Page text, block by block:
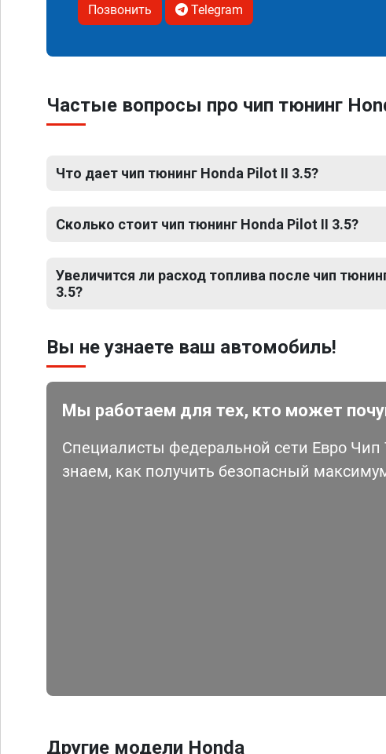
Позвонить Telegram
Частые вопросы про чип тюнинг
Что дает чип тюнинг Honda Pilot II 3.5?
Сколько стоит чип тюнинг Honda Pilot II 3.5?
Увеличится ли расход топлива после чип
3.5?
Вы не узнаете ваш автомобиль!
Мы работаем для тех, кто может
Специалисты федеральной сети Евро
знаем, как получить безопасный
Другие модели Honda